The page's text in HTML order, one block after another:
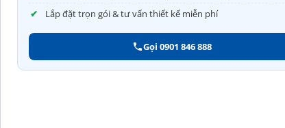
Lắp đặt trọn gói & tư vấn thiết kế miễn phí
Gọi 0901 846 888